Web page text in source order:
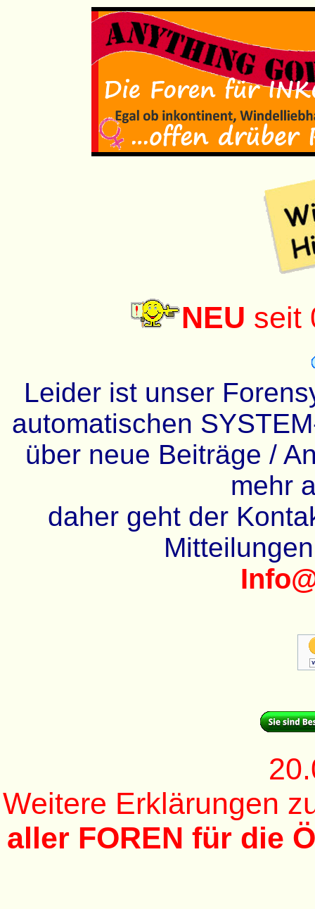
NEU seit
Leider ist unser
automatischen
über neue Beiträge /
mehr
daher geht der
Weitere Erklärungen
aller FOREN für die